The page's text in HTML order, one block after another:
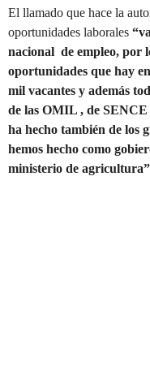
El llamado que hace la
oportunidades laborales
nacional de empleo, por
oportunidades que hay
mil vacantes y además
de las OMIL , de SENCE
ha hecho también de los
hemos hecho como
ministerio de agricultura”